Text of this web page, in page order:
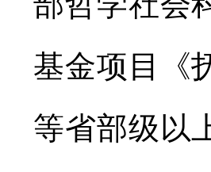
基金项目《
等省部级以